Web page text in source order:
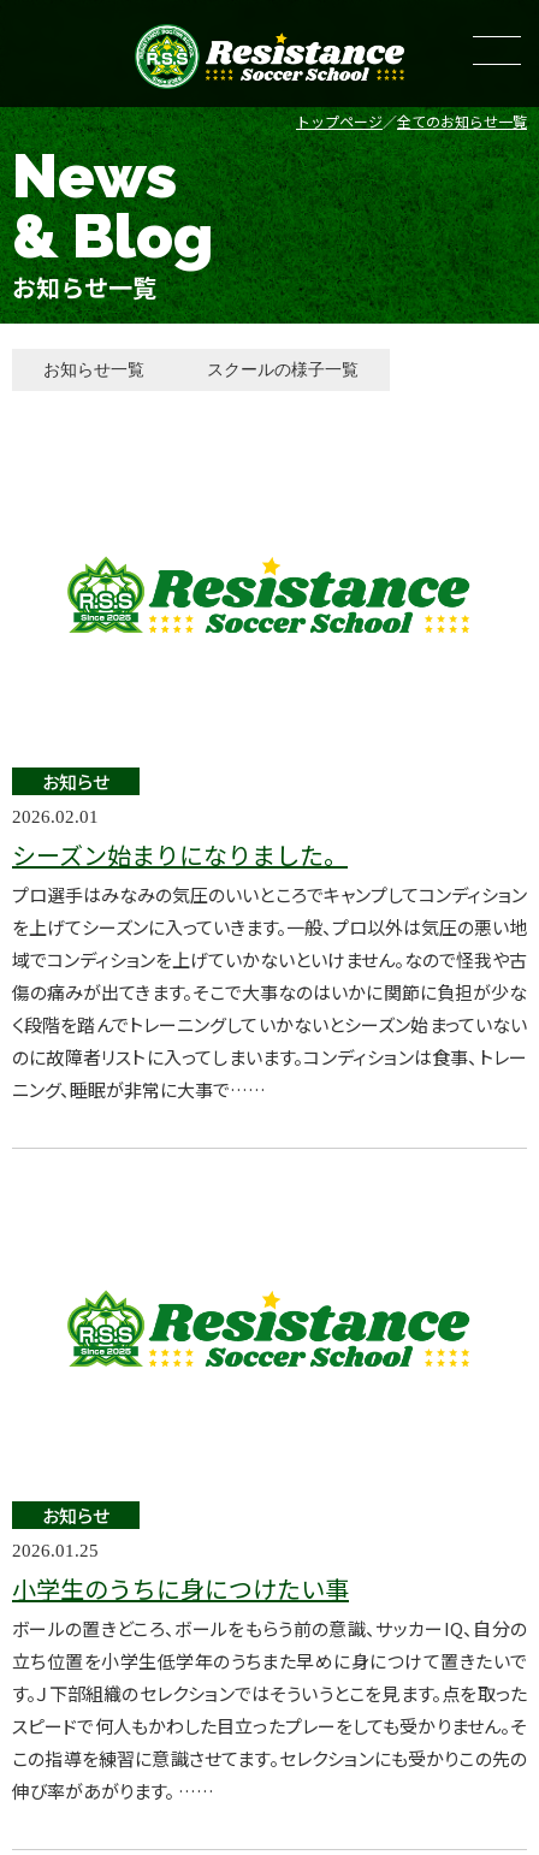
トップページ 全てのお知らせ一覧
News
& Blog
お知らせ一覧
お知らせ一覧 スクールの様子一覧
お知らせ
2026.02.01
シーズン始まりになりました。
プロ選手はみなみの気圧のいいところでキャンプしてコンディション
を上げてシーズンに入っていきます。一般、プロ以外は気圧の悪い地
域でコンディションを上げていかないといけません。なので怪我や古
傷の痛みが出てきます。そこで大事なのはいかに関節に負担が少な
く段階を踏んでトレーニングしていかないとシーズン始まっていない
のに故障者リストに入ってしまいます。コンディションは食事、トレー
ニング、睡眠が非常に大事で……
お知らせ
2026.01.25
小学生のうちに身につけたい事
ボールの置きどころ、ボールをもらう前の意識、サッカーIQ、自分の
立ち位置を小学生低学年のうちまた早めに身につけて置きたいで
す。Ｊ下部組織のセレクションではそういうとこを見ます。点を取った
スピードで何人もかわした目立ったプレーをしても受かりません。そ
この指導を練習に意識させてます。セレクションにも受かりこの先の
伸び率があがります。 ……